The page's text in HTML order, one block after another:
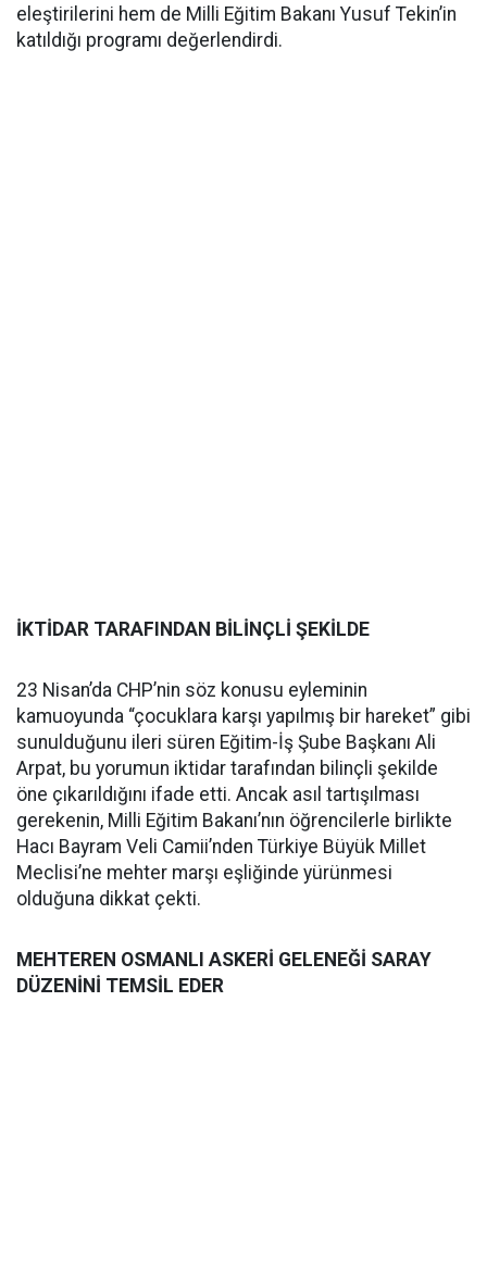
eleştirilerini hem de Milli Eğitim Bakanı Yusuf Tekin’in
katıldığı programı değerlendirdi.
İKTİDAR TARAFINDAN BİLİNÇLİ ŞEKİLDE
23 Nisan’da CHP’nin söz konusu eyleminin
kamuoyunda “çocuklara karşı yapılmış bir hareket” gibi
sunulduğunu ileri süren Eğitim-İş Şube Başkanı Ali
Arpat, bu yorumun iktidar tarafından bilinçli şekilde
öne çıkarıldığını ifade etti. Ancak asıl tartışılması
gerekenin, Milli Eğitim Bakanı’nın öğrencilerle birlikte
Hacı Bayram Veli Camii’nden Türkiye Büyük Millet
Meclisi’ne mehter marşı eşliğinde yürünmesi
olduğuna dikkat çekti.
MEHTEREN OSMANLI ASKERİ GELENEĞİ SARAY
DÜZENİNİ TEMSİL EDER